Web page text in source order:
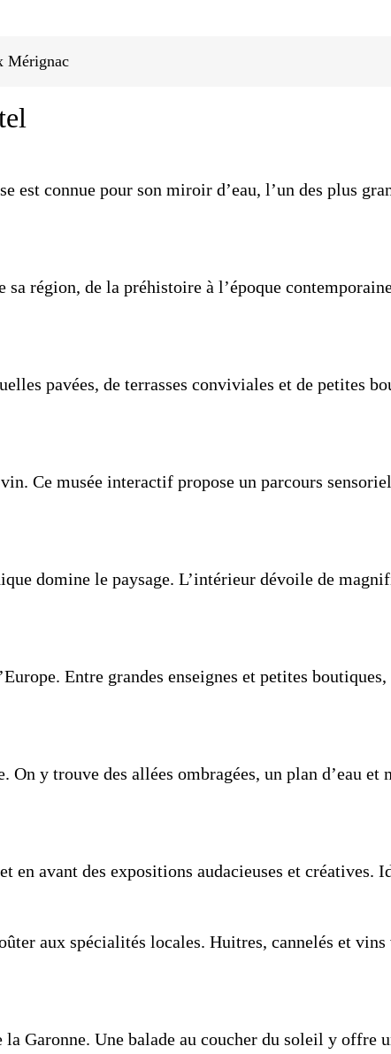
Mérignac
est connue pour son miroir d’eau, l’un des plus
sa région, de la préhistoire à l’époque
pavées, de terrasses conviviales et de petites
Ce musée interactif propose un parcours
domine le paysage. L’intérieur dévoile de
Entre grandes enseignes et petites
On y trouve des allées ombragées, un plan d’eau et
en avant des expositions audacieuses et créatives.
aux spécialités locales. Huitres, cannelés et vins
Garonne. Une balade au coucher du soleil y offre